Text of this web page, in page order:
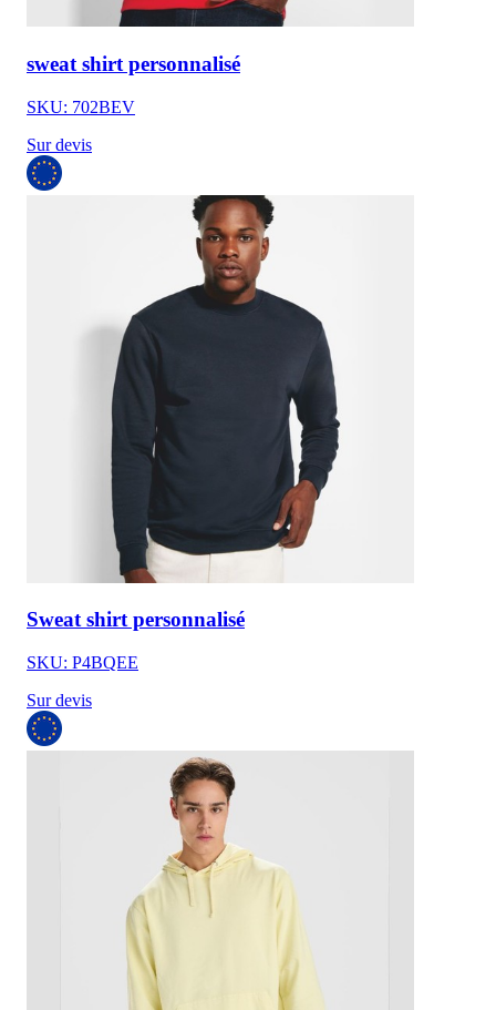
sweat shirt personnalisé
SKU: 702BEV
Sur devis
Sweat shirt personnalisé
SKU: P4BQEE
Sur devis